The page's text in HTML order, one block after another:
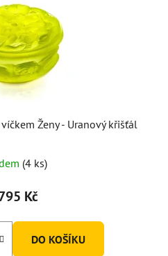
Ženy - Uranový křišťál
(4 ks)
Kč
DO KOŠÍKU